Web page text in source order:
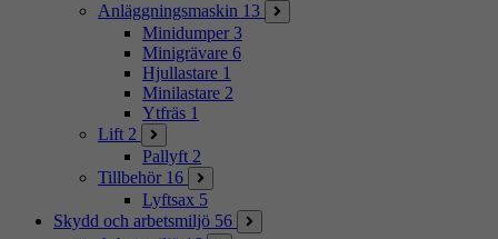
Anläggningsmaskin 13
Minidumper 3
Minigrävare 6
Hjullastare 1
Minilastare 2
Ytfräs 1
Lift 2
Pallyft 2
Tillbehör 16
Lyftsax 5
Skydd och arbetsmiljö 56